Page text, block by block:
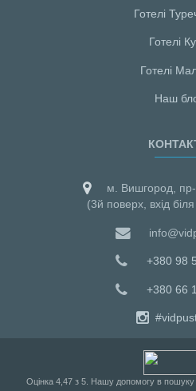
Готелі
Готелі
Готелі
Наш
м. Вишгород,
(3й поверх, вхід
+380 98
+380 66
Оцiнка 4,47 з 5 . Нашу допомогу в пошуку